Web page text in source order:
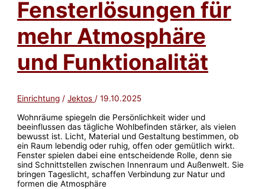
ruhigen
Schlafzimmer-
Oase
Fensterlösungen für
mehr Atmosphäre
und Funktionalität
Einrichtung /Jektos /19.10.2025
Wohnräume spiegeln die Persönlichkeit wider und
beeinflussen das tägliche Wohlbefinden stärker, als vielen
bewusst ist. Licht, Material und Gestaltung bestimmen, ob
ein Raum lebendig oder ruhig, offen oder gemütlich wirkt.
Fenster spielen dabei eine entscheidende Rolle, denn sie
sind Schnittstellen zwischen Innenraum und Außenwelt. Sie
bringen Tageslicht, schaffen Verbindung zur Natur und
formen die Atmosphäre